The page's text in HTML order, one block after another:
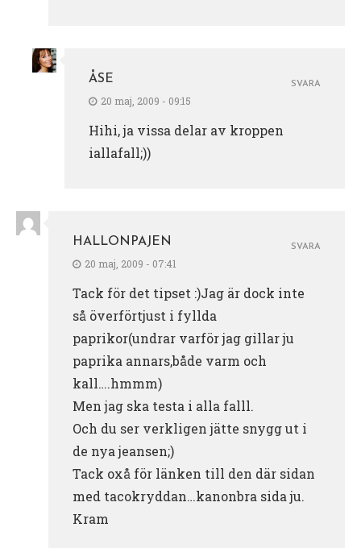
ÅSE
20 maj, 2009 - 09:15
Hihi, ja vissa delar av kroppen
iallafall;))
SVARA
HALLONPAJEN
20 maj, 2009 - 07:41
Tack för det tipset :)Jag är dock inte
så överförtjust i fyllda
paprikor(undrar varför jag gillar ju
paprika annars,både varm och
kall….hmmm)
Men jag ska testa i alla falll.
Och du ser verkligen jätte snygg ut i
de nya jeansen;)
Tack oxå för länken till den där sidan
med tacokryddan…kanonbra sida ju.
Kram
SVARA